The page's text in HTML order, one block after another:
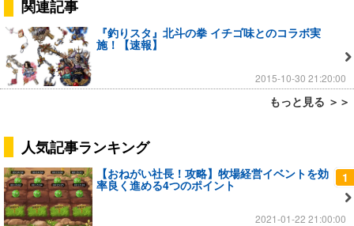
関連記事
『釣りスタ』北斗の拳 イチゴ味とのコラボ実
施！【速報】
2015-10-30 21:20:00
もっと見る ＞＞
人気記事ランキング
1
【おねがい社長！攻略】牧場経営イベントを効
率良く進める4つのポイント
2021-01-22 21:00:00